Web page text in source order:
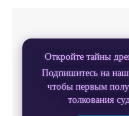
Откройте тайны
Подпишитесь на наш
чтобы первым
толкования